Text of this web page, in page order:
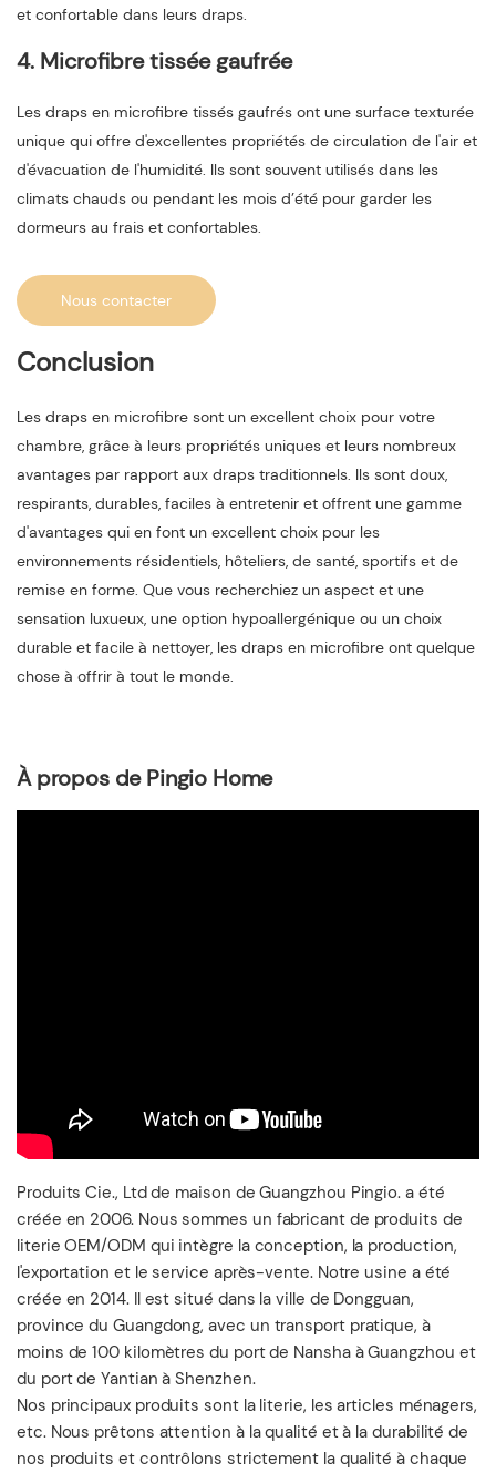
et confortable dans leurs draps.
4. Microfibre tissée gaufrée
Les draps en microfibre tissés gaufrés ont une surface texturée
unique qui offre d'excellentes propriétés de circulation de l'air et
d'évacuation de l'humidité. Ils sont souvent utilisés dans les
climats chauds ou pendant les mois d’été pour garder les
dormeurs au frais et confortables.
Nous contacter
Conclusion
Les draps en microfibre sont un excellent choix pour votre
chambre, grâce à leurs propriétés uniques et leurs nombreux
avantages par rapport aux draps traditionnels. Ils sont doux,
respirants, durables, faciles à entretenir et offrent une gamme
d'avantages qui en font un excellent choix pour les
environnements résidentiels, hôteliers, de santé, sportifs et de
remise en forme. Que vous recherchiez un aspect et une
sensation luxueux, une option hypoallergénique ou un choix
durable et facile à nettoyer, les draps en microfibre ont quelque
chose à offrir à tout le monde.
À propos de Pingio Home
Produits Cie., Ltd de maison de Guangzhou Pingio. a été
créée en 2006. Nous sommes un fabricant de produits de
literie OEM/ODM qui intègre la conception, la production,
l'exportation et le service après-vente. Notre usine a été
créée en 2014. Il est situé dans la ville de Dongguan,
province du Guangdong, avec un transport pratique, à
moins de 100 kilomètres du port de Nansha à Guangzhou et
du port de Yantian à Shenzhen.
Nos principaux produits sont la literie, les articles ménagers,
etc. Nous prêtons attention à la qualité et à la durabilité de
nos produits et contrôlons strictement la qualité à chaque